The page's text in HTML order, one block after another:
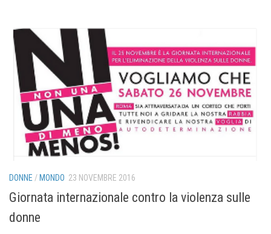
DONNE / MONDO 23 NOVEMBRE 2016
Giornata internazionale contro la violenza sulle
donne